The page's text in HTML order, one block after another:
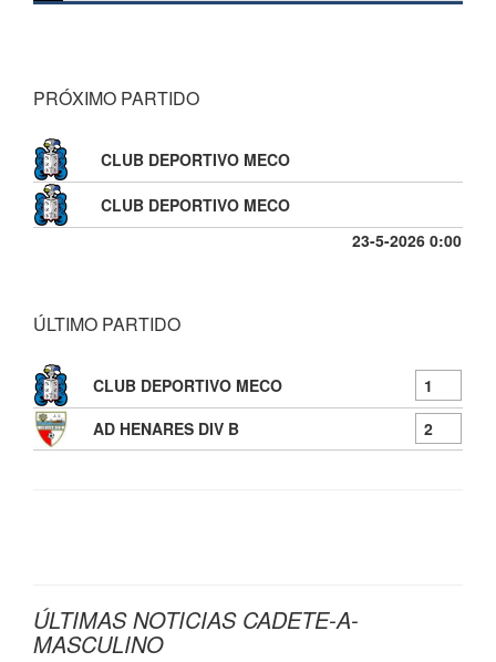
PRÓXIMO PARTIDO
23-5-2026 0:00
CLUB DEPORTIVO MECO
CLUB DEPORTIVO MECO
ÚLTIMO PARTIDO
CLUB DEPORTIVO MECO
1
AD HENARES DIV B
2
ÚLTIMAS NOTICIAS CADETE-A-
MASCULINO